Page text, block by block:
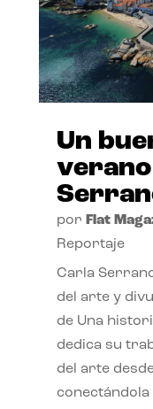
Un
por Flat
Reportaje
Carla
del arte y
de Una
dedica su
del arte